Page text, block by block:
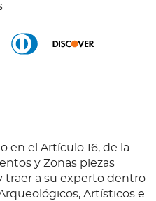
en el Artículo 16, de la
y Zonas piezas
traer a su experto dentro
Artísticos e